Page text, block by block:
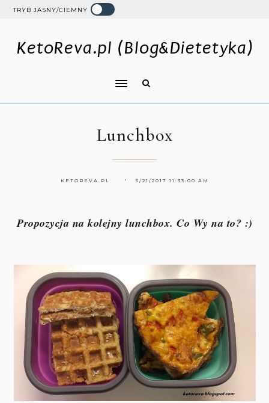
TRYB JASNY/CIEMNY
KetoReva.pl (Blog&Dietetyka)
Lunchbox
KETOREVA.PL 5/21/2017 11:33:00 AM
Propozycja na kolejny lunchbox. Co Wy na to? :)